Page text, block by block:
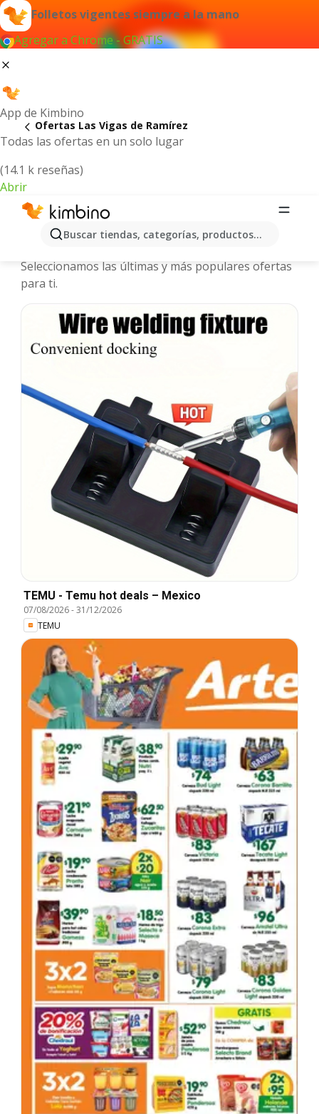
Folletos vigentes siempre a la mano
Agregar a Chrome - GRATIS
App de Kimbino
Todas las ofertas en un solo lugar
(14.1 k reseñas)
Abrir
Buscar tiendas, categorías, productos...
Ofertas Las Vigas de Ramírez
Las Vigas de Ramírez - Folletos y
Seleccionamos las últimas y más populares ofertas
para ti.
TEMU - Temu hot deals – Mexico
07/08/2026-31/12/2026
TEMU